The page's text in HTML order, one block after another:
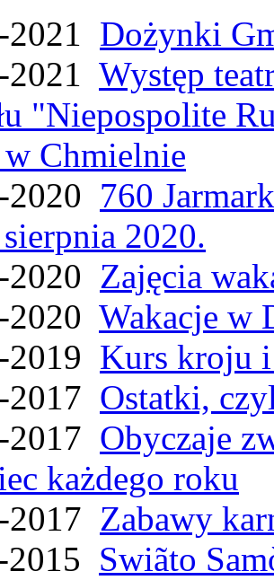
2021 Dożynki
Występ
"Niepospolite
Chmielnie
2020 760
2020.
2020 Zajęcia
Wakacje w
2019 Kurs kroju i
2017 Ostatki,
2017 Obyczaje
każdego roku
2017 Zabawy
2015 Swiãto